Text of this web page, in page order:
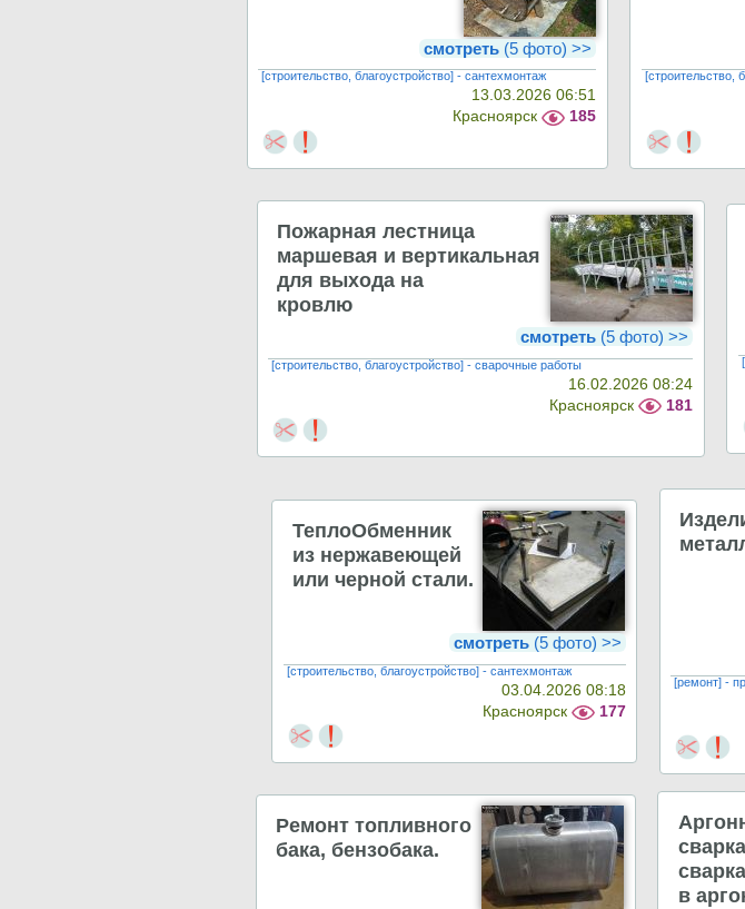
смотреть (5 фото) >>
[строительство, благоустройство] - сантехмонтаж
13.03.2026 06:51
Красноярск
185
[строительство,
Пожарная лестница
маршевая и вертикальная
для выхода на
кровлю
смотреть (5 фото) >>
[строительство, благоустройство] - сварочные работы
16.02.2026 08:24
Красноярск
181
ТеплоОбменник
из нержавеющей
или черной стали.
смотреть(5 фото) >>
[строительство, благоустройство] - сантехмонтаж
03.04.2026 08:18
Красноярск
177
[ремонт] -
Ремонт топливного
бака, бензобака.
в